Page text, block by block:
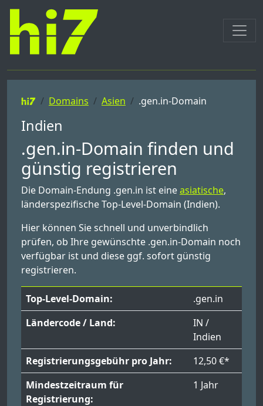
Domains Asien .gen.in-Domain
Indien
.gen.in-Domain finden und
günstig registrieren
Die Domain-Endung .gen.in ist eineasiatische,
länderspezifische Top-Level-Domain (Indien).
Hier können Sie schnell und unverbindlich
prüfen, ob Ihre gewünschte .gen.in-Domain noch
verfügbar ist und diese ggf. sofort günstig
registrieren.
Top-Level-Domain:
.gen.in
Ländercode / Land:
IN /
Indien
Registrierungsgebühr pro Jahr:
12,50 €*
Mindestzeitraum für
Registrierung:
1 Jahr